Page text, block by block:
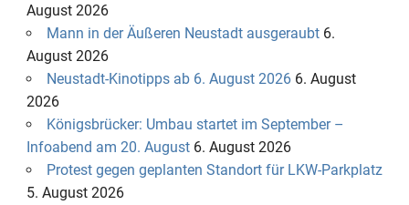
August 2026
Mann in der Äußeren Neustadt ausgeraubt 6.
August 2026
Neustadt-Kinotipps ab 6. August 2026 6. August
2026
Königsbrücker: Umbau startet im September –
Infoabend am 20. August 6. August 2026
Protest gegen geplanten Standort für LKW-Parkplatz
5. August 2026